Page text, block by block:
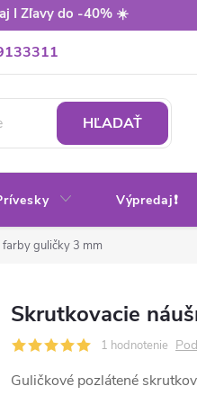
I Zľavy do -40% ☀️
HĽADAŤ
Výpredaj❗
guličky 3 mm
Skrutkovacie
1 hodnotenie
Guličkové pozlátené